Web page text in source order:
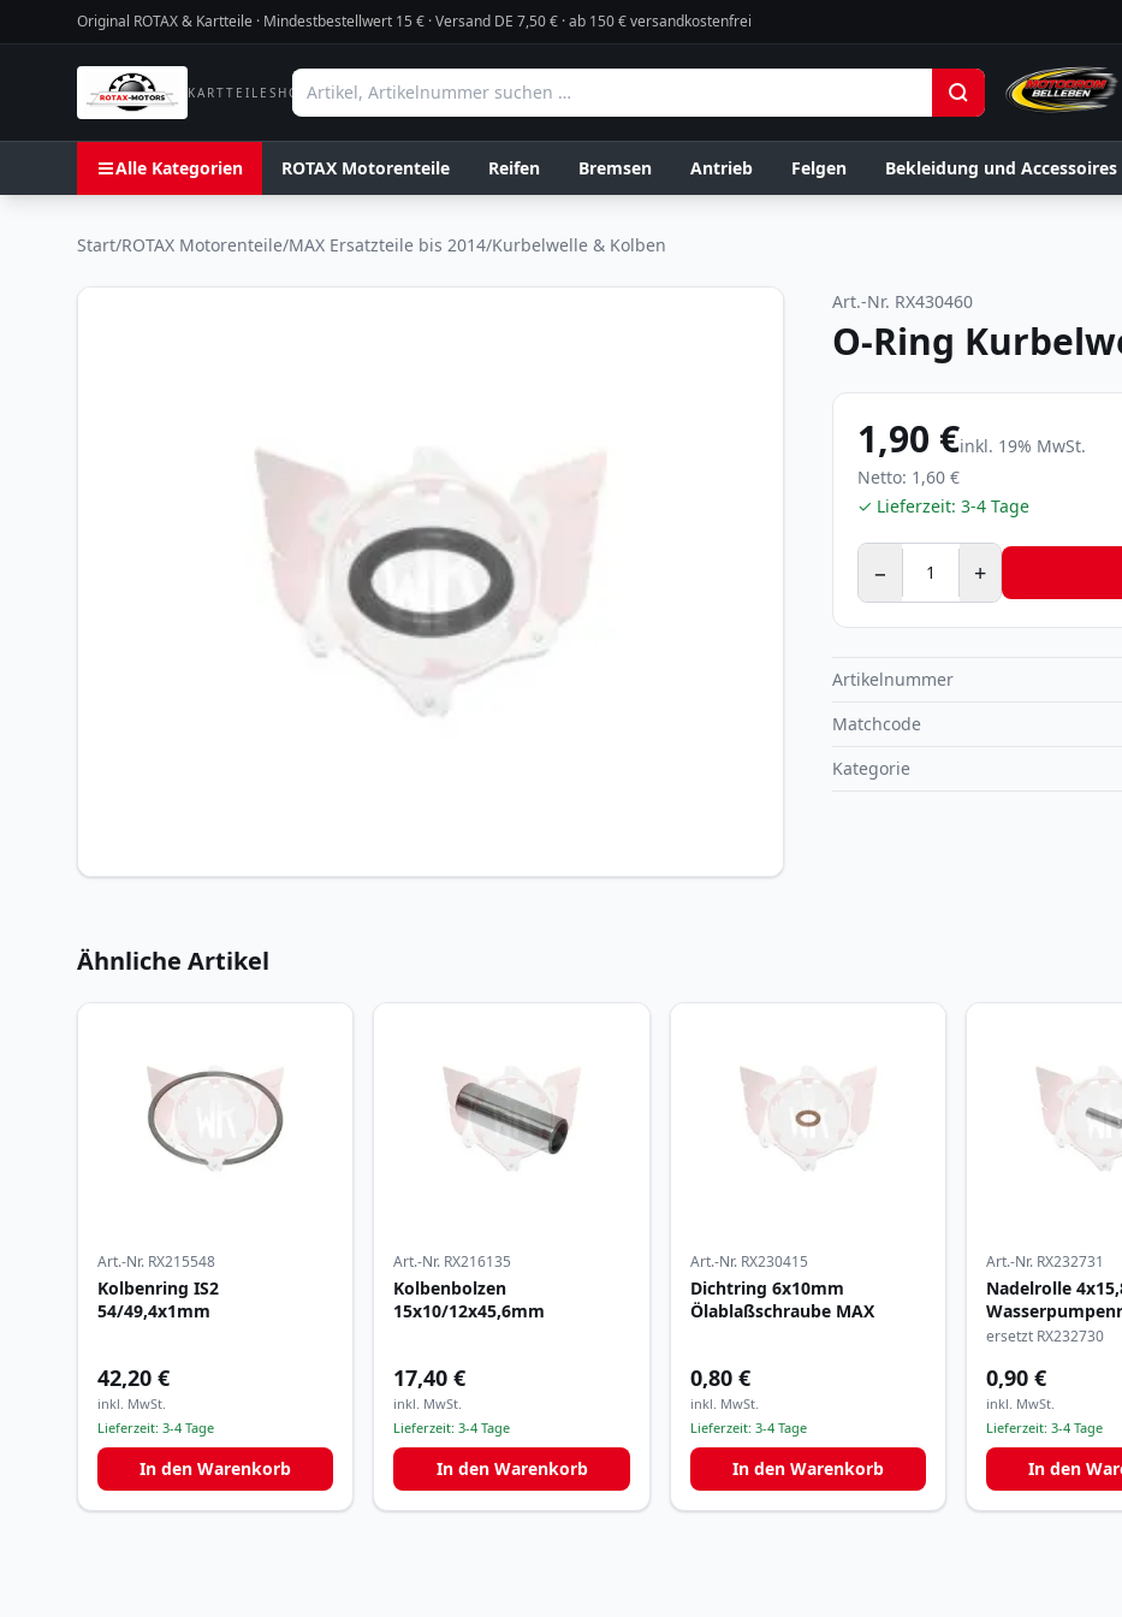
Original ROTAX & Kartteile · Mindestbestellwert 15 € · Versand DE 7,50 € · ab 150 € versandkostenfrei
KARTTEILESHOP
Alle Kategorien ROTAX Motorenteile Reifen Bremsen Antrieb Felgen Bekleidung und Accessoires
Start/ROTAX Motorenteile/MAX Ersatzteile bis 2014/Kurbelwelle & Kolben
Art.-Nr. RX430460
O-Ring
1,90 €inkl. 19% MwSt.
Netto: 1,60 €
✓ Lieferzeit: 3-4 Tage
− +
Artikelnummer
Matchcode
Kategorie
Ähnliche Artikel
Art.-Nr. RX215548
Kolbenring IS2
54/49,4x1mm
42,20 €
inkl. MwSt.
Lieferzeit: 3-4 Tage
In den Warenkorb
Art.-Nr. RX216135
Kolbenbolzen
15x10/12x45,6mm
17,40 €
inkl. MwSt.
Lieferzeit:3-4 Tage
In den Warenkorb
Art.-Nr. RX230415
Dichtring 6x10mm
Ölablaßschraube MAX
0,80 €
inkl. MwSt.
Lieferzeit: 3-4 Tage
In den Warenkorb
Art.-Nr. RX232731
Nadelrolle
ersetzt RX232730
0,90 €
inkl. MwSt.
Lieferzeit:3-4 Tage
In den